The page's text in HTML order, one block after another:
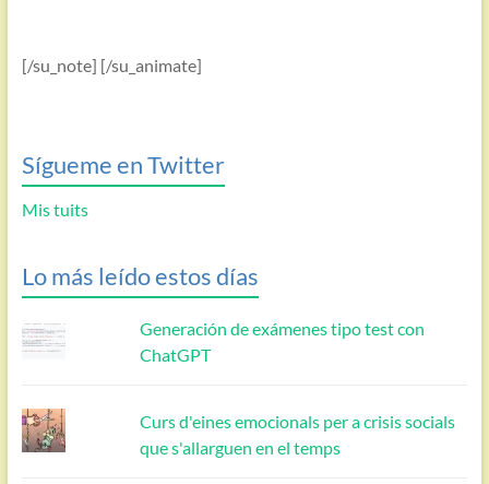
[/su_note] [/su_animate]
Sígueme en Twitter
Mis tuits
Lo más leído estos días
Generación de exámenes tipo test con
ChatGPT
Curs d'eines emocionals per a crisis socials
que s'allarguen en el temps